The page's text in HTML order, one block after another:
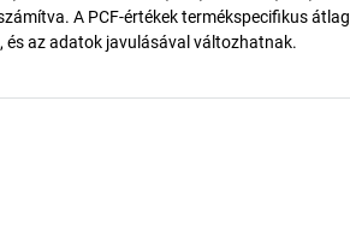
A PCF-értékek termékspecifikus
és az adatok javulásával változhatnak.